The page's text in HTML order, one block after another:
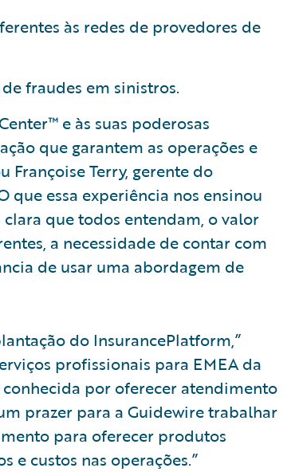
às redes de provedores de
fraudes em sinistros.
e às suas poderosas
que garantem as operações e
Terry, gerente do
que essa experiência nos ensinou
que todos entendam, o valor
a necessidade de contar com
de usar uma abordagem de
do InsurancePlatform,”
profissionais para EMEA da
por oferecer atendimento
prazer para a Guidewire trabalhar
para oferecer produtos
e custos nas operações.”